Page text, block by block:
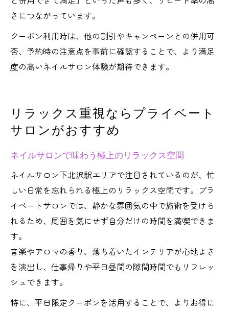
さにつながっています。
クーポン利用時は、他の割引やキャンペーンとの併用可
否、予約時の注意点を事前に確認することで、より満足
度の高いネイルサロン体験が期待できます。
リラックス重視ならプライベート
サロンがおすすめ
ネイルサロンで味わう極上のリラックス空間
ネイルサロン下北沢駅エリアで注目されているのが、忙
しい日常を忘れられる極上のリラックス空間です。プラ
イベートサロンでは、静かな雰囲気の中で施術を受けら
れるため、周囲を気にせず自分だけの時間を満喫できま
す。
音楽やアロマの香り、落ち着いたインテリアが心地よさ
を演出し、仕事帰りや平日昼間の隙間時間でもリフレッ
シュできます。
特に、平日限定クーポンを活用することで、よりお得に